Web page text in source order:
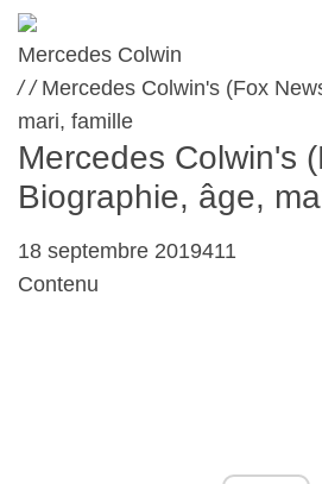
Mercedes Colwin
/ /Mercedes Colwin's (Fox
mari, famille
Mercedes Colwin's
Biographie, âge,
18 septembre 2019411
Contenu